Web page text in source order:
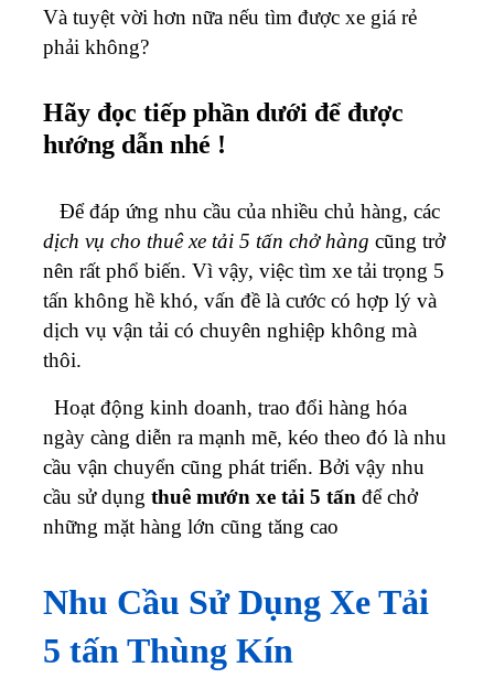
Và tuyệt vời hơn nữa nếu tìm được xe giá rẻ
phải không?
Hãy đọc tiếp phần dưới để được
hướng dẫn nhé !
Để đáp ứng nhu cầu của nhiều chủ hàng, các
dịch vụ cho thuê xe tải 5 tấn chở hàng cũng trở
nên rất phổ biến. Vì vậy, việc tìm xe tải trọng 5
tấn không hề khó, vấn đề là cước có hợp lý và
dịch vụ vận tải có chuyên nghiệp không mà
thôi.
Hoạt động kinh doanh, trao đổi hàng hóa
ngày càng diễn ra mạnh mẽ, kéo theo đó là nhu
cầu vận chuyển cũng phát triển. Bởi vậy nhu
cầu sử dụng thuê mướn xe tải 5 tấn để chở
những mặt hàng lớn cũng tăng cao
Nhu Cầu Sử Dụng Xe Tải
5 tấn Thùng Kín